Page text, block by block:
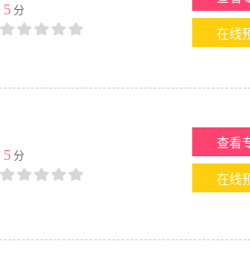
5 分
在线
5 分
查看
在线